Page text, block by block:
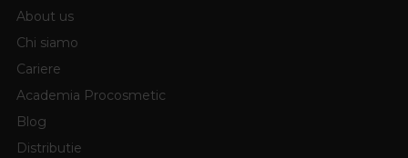
About us
Chi siamo
Cariere
Academia Procosmetic
Blog
Distributie